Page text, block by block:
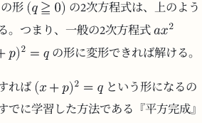
形
の2次方程式は、上のよう
。つまり、一般の2次方程式
の形に変形できれば解ける。
れば
という形になるの
でに学習した方法である『平方完成』